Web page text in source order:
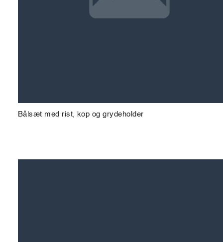
Bålsæt med rist, kop og grydeholder